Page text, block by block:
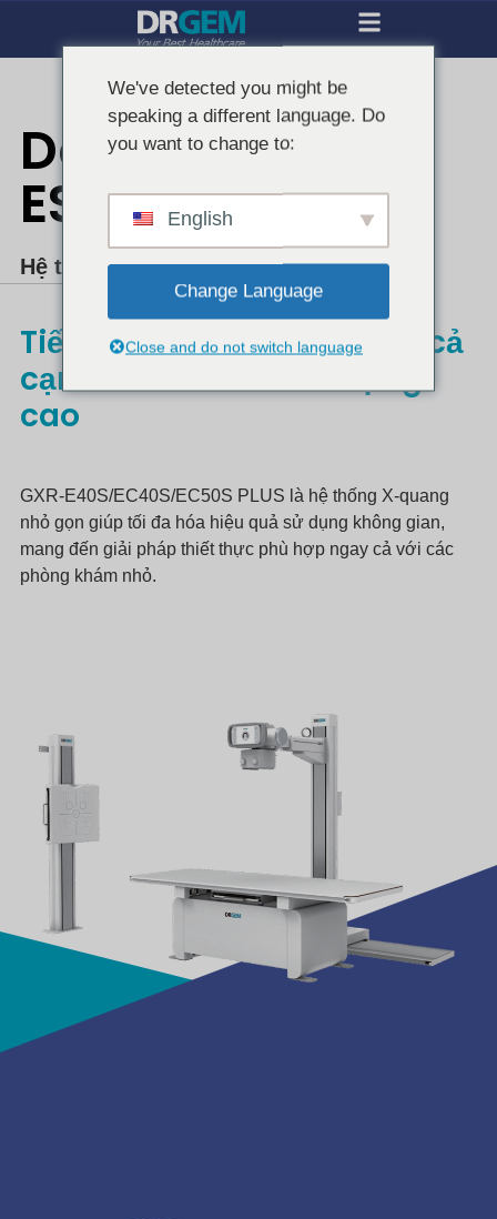
Dòng GXR-
ES/ECS PLUS
Hệ thống X-quang chẩn đoán
Tiết kiệm không gian, giá cả
cạnh tranh và chất lượng
cao
GXR-E40S/EC40S/EC50S PLUS là hệ thống X-quang
nhỏ gọn giúp tối đa hóa hiệu quả sử dụng không gian,
mang đến giải pháp thiết thực phù hợp ngay cả với các
phòng khám nhỏ.
We've detected you might be
speaking a different language. Do
you want to change to:
English
Change Language
Close and do not switch language